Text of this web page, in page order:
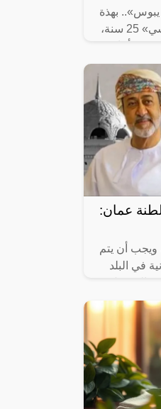
بهذة
الكلمات رفعت سيدة تدعى «نانسي» 25 سنة،
عمان:
ويجب أن يتم
في البلد